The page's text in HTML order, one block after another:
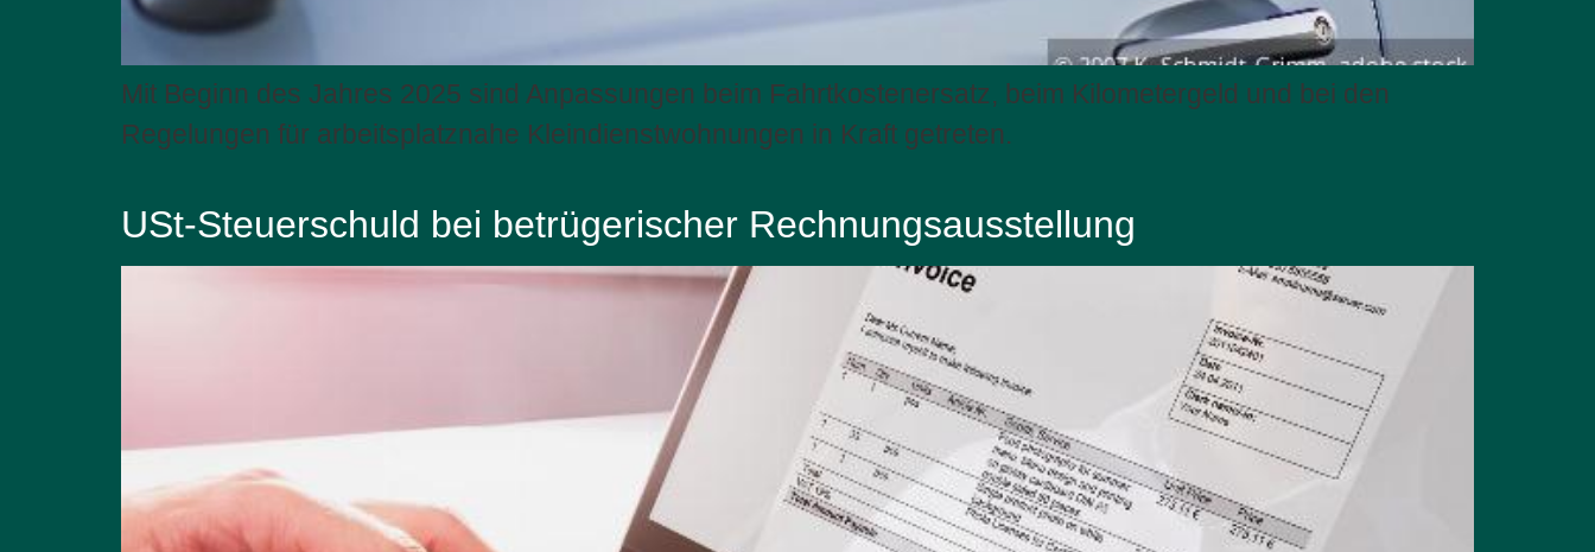
Mit Beginn des Jahres 2025 sind Anpassungen beim Fahrtkostenersatz, beim Kilometergeld und bei den
Regelungen für arbeitsplatznahe Kleindienstwohnungen in Kraft getreten.
USt-Steuerschuld bei betrügerischer Rechnungsausstellung